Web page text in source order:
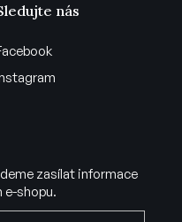
nás
zasílat informace
e-shopu.